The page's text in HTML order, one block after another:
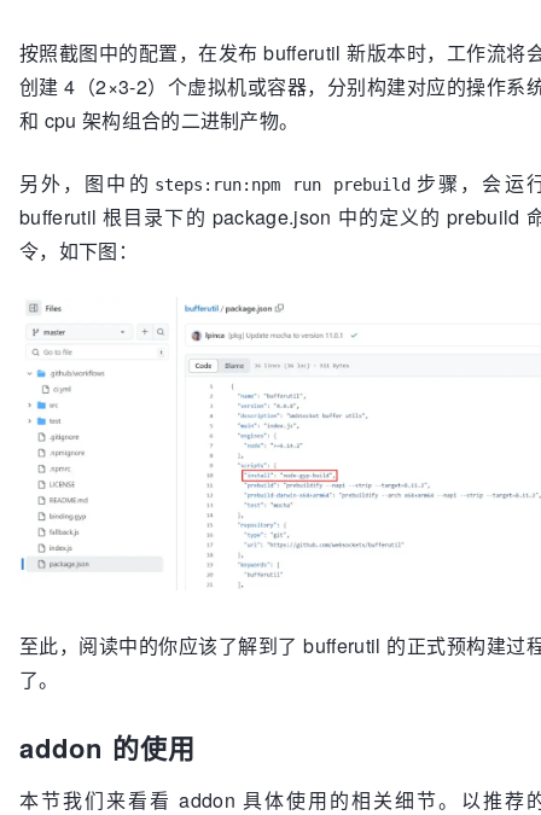
按照截图中的配置，在发布 bufferutil 新版本时，工作流将
创建 4（2×3-2）个虚拟机或容器，分别构建对应的操作系
和 cpu 架构组合的二进制产物。
另外，图中的 steps:run:npm run prebuild 步骤，会运
bufferutil 根目录下的 package.json 中的定义的 prebuild
令，如下图：
至此，阅读中的你应该了解到了 bufferutil 的正式预构建过
了。
addon 的使用
本节我们来看看 addon 具体使用的相关细节。以推荐